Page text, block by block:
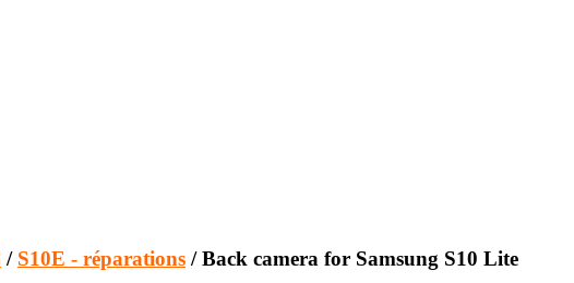
/ S10E - réparations / Back camera for Samsung S10 Lite